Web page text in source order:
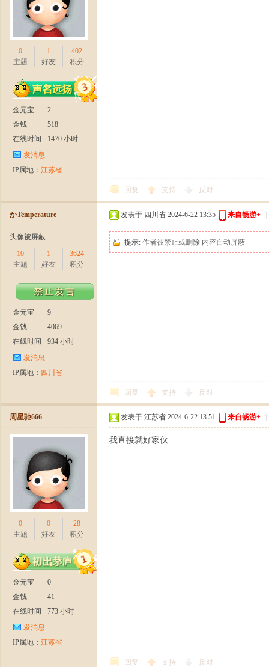
爆
0
主题
1
好友
402
积分
金元宝
2
金钱
518
在线时间
1470 小时
发消息
IP属地： 江苏省
回复 支持 反对
かTemperature
头像被屏蔽
10
主题
1
好友
3624
积分
金元宝
9
金钱
4069
在线时间
934 小时
发消息
IP属地： 四川省
发表于 四川省 2024-6-22 13:35 来自畅游+
提示: 作者被禁止或删除 内容自动屏蔽
回复 支持 反对
周星驰666
0
主题
0
好友
28
积分
金元宝
0
金钱
41
在线时间
773 小时
发消息
IP属地： 江苏省
发表于 江苏省 2024-6-22 13:51 来自畅游+
我直接就好家伙
回复 支持 反对